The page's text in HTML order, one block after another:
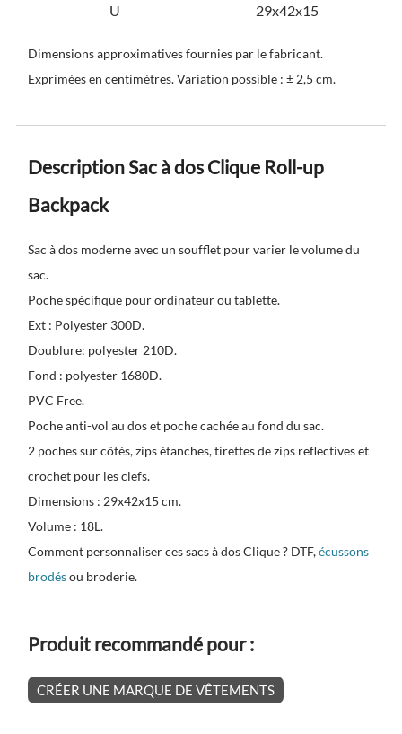
U
29x42x15
Dimensions approximatives fournies par le fabricant.
Exprimées en centimètres. Variation possible : ± 2,5 cm.
Description Sac à dos Clique Roll-up
Backpack
Sac à dos moderne avec un soufflet pour varier le volume du
sac.
Poche spécifique pour ordinateur ou tablette.
Ext : Polyester 300D.
Doublure: polyester 210D.
Fond : polyester 1680D.
PVC Free.
Poche anti-vol au dos et poche cachée au fond du sac.
2 poches sur côtés, zips étanches, tirettes de zips reflectives et
crochet pour les clefs.
Dimensions : 29x42x15 cm.
Volume : 18L.
Comment personnaliser ces sacs à dos Clique ? DTF,écussons
brodésou broderie.
Produit recommandé pour :
CRÉER UNE MARQUE DE VÊTEMENTS